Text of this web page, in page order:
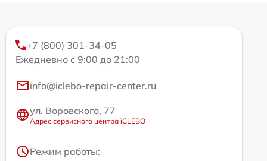
+7 (800) 301-34-05
Ежедневно с 9:00 до 21:00
info@iclebo-repair-center.ru
ул. Воровского, 77
Адрес сервисного центра iCLEBO
Режим работы: